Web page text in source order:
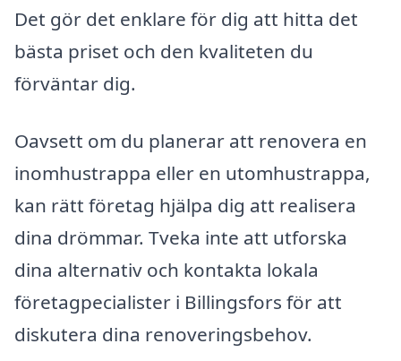
Det gör det enklare för dig att hitta det
bästa priset och den kvaliteten du
förväntar dig.
Oavsett om du planerar att renovera en
inomhustrappa eller en utomhustrappa,
kan rätt företag hjälpa dig att realisera
dina drömmar. Tveka inte att utforska
dina alternativ och kontakta lokala
företagpecialister i Billingsfors för att
diskutera dina renoveringsbehov.